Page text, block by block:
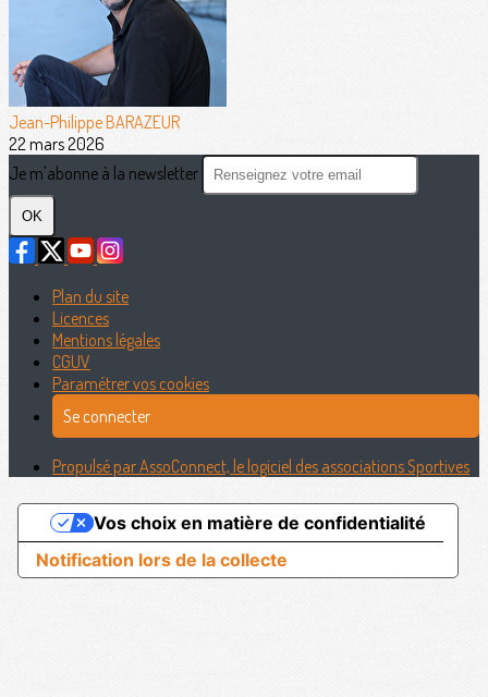
Jean-Philippe BARAZEUR
22 mars 2026
Je m'abonne à la newsletter
OK
Plan du site
Licences
Mentions légales
CGUV
Paramétrer vos cookies
Se connecter
Propulsé par AssoConnect, le logiciel des associations Sportives
Notification lors de la collecte
Vos choix en matière de confidentialité